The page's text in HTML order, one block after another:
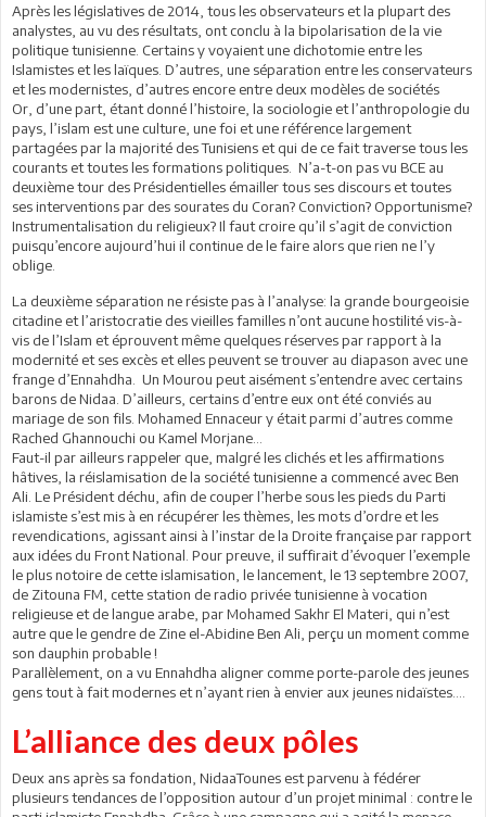
Après les législatives de 2014, tous les observateurs et la plupart des
analystes, au vu des résultats, ont conclu à la bipolarisation de la vie
politique tunisienne. Certains y voyaient une dichotomie entre les
Islamistes et les laïques. D’autres, une séparation entre les conservateurs
et les modernistes, d’autres encore entre deux modèles de sociétés
Or, d’une part, étant donné l’histoire, la sociologie et l’anthropologie du
pays, l’islam est une culture, une foi et une référence largement
partagées par la majorité des Tunisiens et qui de ce fait traverse tous les
courants et toutes les formations politiques. N’a-t-on pas vu BCE au
deuxième tour des Présidentielles émailler tous ses discours et toutes
ses interventions par des sourates du Coran? Conviction? Opportunisme?
Instrumentalisation du religieux? Il faut croire qu’il s’agit de conviction
puisqu’encore aujourd’hui il continue de le faire alors que rien ne l’y
oblige.
La deuxième séparation ne résiste pas à l’analyse: la grande bourgeoisie
citadine et l’aristocratie des vieilles familles n’ont aucune hostilité vis-à-
vis de l’Islam et éprouvent même quelques réserves par rapport à la
modernité et ses excès et elles peuvent se trouver au diapason avec une
frange d’Ennahdha. Un Mourou peut aisément s’entendre avec certains
barons de Nidaa. D’ailleurs, certains d’entre eux ont été conviés au
mariage de son fils. Mohamed Ennaceur y était parmi d’autres comme
Rached Ghannouchi ou Kamel Morjane…
Faut-il par ailleurs rappeler que, malgré les clichés et les affirmations
hâtives, la réislamisation de la société tunisienne a commencé avec Ben
Ali. Le Président déchu, afin de couper l’herbe sous les pieds du Parti
islamiste s’est mis à en récupérer les thèmes, les mots d’ordre et les
revendications, agissant ainsi à l’instar de la Droite française par rapport
aux idées du Front National. Pour preuve, il suffirait d’évoquer l’exemple
le plus notoire de cette islamisation, le lancement, le 13 septembre 2007,
de Zitouna FM, cette station de radio privée tunisienne à vocation
religieuse et de langue arabe, par Mohamed Sakhr El Materi, qui n’est
autre que le gendre de Zine el-Abidine Ben Ali, perçu un moment comme
son dauphin probable !
Parallèlement, on a vu Ennahdha aligner comme porte-parole des jeunes
gens tout à fait modernes et n’ayant rien à envier aux jeunes nidaïstes.…
L’alliance des deux pôles
Deux ans après sa fondation, NidaaTounes est parvenu à fédérer
plusieurs tendances de l’opposition autour d’un projet minimal : contre le